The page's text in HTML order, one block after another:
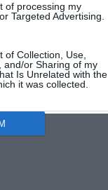
of processing my
Targeted Advertising.
of Collection, Use,
and/or Sharing of my
Is Unrelated with the
it was collected.